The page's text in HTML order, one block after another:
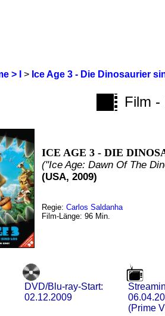
> I > Ice Age 3 - Die Dinosaurier
Film -
ICE AGE 3 - DIE
("Ice Age: Dawn Of The
(USA, 2009)
Regie:Carlos Saldanha
Film-Länge: 96 Min.
DVD/Blu-ray-Start:
02.12.2009
(Prime